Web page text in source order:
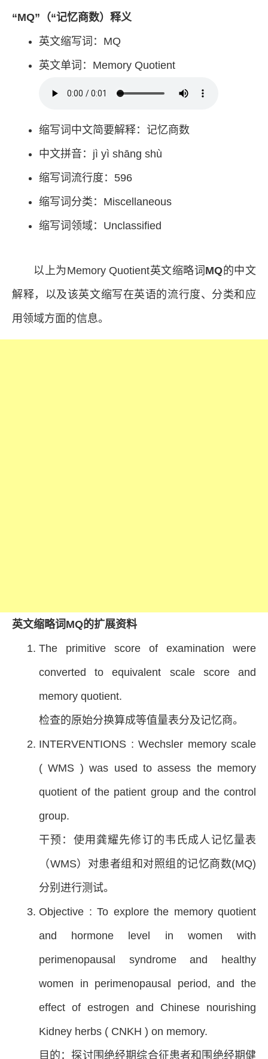
“MQ”（“记忆商数）释义
英文缩写词：MQ
英文单词：Memory Quotient
缩写词中文简要解释：记忆商数
中文拼音：jì yì shāng shù
缩写词流行度：596
缩写词分类：Miscellaneous
缩写词领域：Unclassified
以上为Memory Quotient英文缩略词 MQ的中文
解释，以及该英文缩写在英语的流行度、分类和应
用领域方面的信息。
英文缩略词MQ的扩展资料
The primitive score of examination were
converted to equivalent scale score and
memory quotient.
检查的原始分换算成等值量表分及记忆商。
INTERVENTIONS : Wechsler memory scale
( WMS ) was used to assess the memory
quotient of the patient group and the control
group.
干预：使用龚耀先修订的韦氏成人记忆量表
（WMS）对患者组和对照组的记忆商数(MQ)
分别进行测试。
Objective : To explore the memory quotient
and hormone level in women with
perimenopausal syndrome and healthy
women in perimenopausal period, and the
effect of estrogen and Chinese nourishing
Kidney herbs ( CNKH ) on memory.
目的：探讨围绝经期综合征患者和围绝经期健